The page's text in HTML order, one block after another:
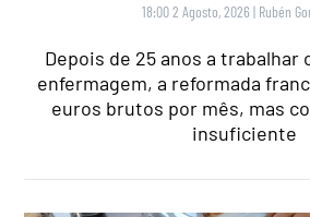
18:00 2 Agosto, 2026 | Rubén
Depois de 25 anos a trabalhar
enfermagem, a reformada
euros brutos por mês, mas
insuficiente